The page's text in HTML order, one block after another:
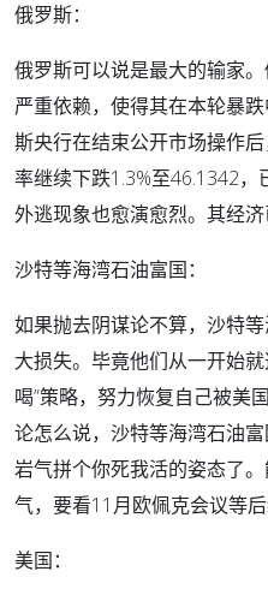
俄罗斯：
俄罗斯可以说是最大的输家
严重依赖，使得其在本轮暴
斯央行在结束公开市场操作
率继续下跌1.3%至46.1342
外逃现象也愈演愈烈。其经济
沙特等海湾石油富国：
如果抛去阴谋论不算，沙特
大损失。毕竟他们从一开始
喝”策略，努力恢复自己被美
论怎么说，沙特等海湾石油
岩气拼个你死我活的姿态了
气，要看11月欧佩克会议等后
美国：